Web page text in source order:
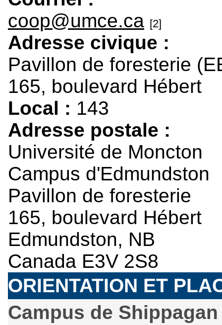
coop@umce.ca [2]
Adresse civique :
Pavillon de foresterie
165, boulevard Hébert
Local : 143
Adresse postale :
Université de Moncton
Campus d'Edmundston
Pavillon de foresterie
165, boulevard Hébert
Edmundston, NB
Canada E3V 2S8
ORIENTATION ET
Campus de Shippagan